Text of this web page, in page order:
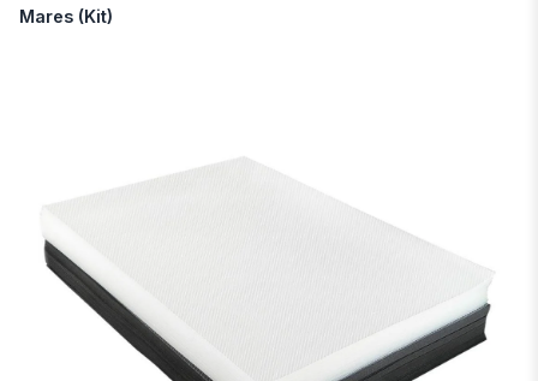
Mares (Kit)